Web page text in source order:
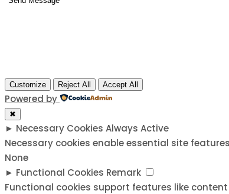
Customize Reject All Accept All
Powered by
✖
► Necessary Cookies Always Active
Necessary cookies enable essential site
None
► Functional Cookies Remark
Functional cookies support features like